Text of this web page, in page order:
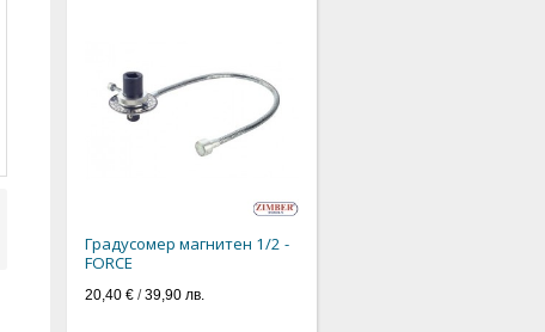
Градусомер магнитен 1/2 -
FORCE
20,40 € /39,90 лв.